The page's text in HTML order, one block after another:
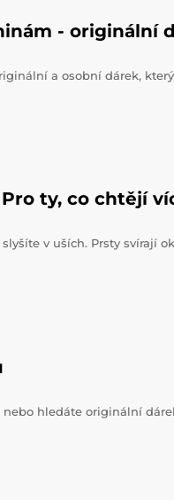
- originální
a osobní dárek,
ty, co chtějí
v uších. Prsty svírají
hledáte originální